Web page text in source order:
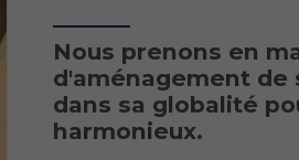
Nous prenons en
d'aménagement de
dans sa globalité
harmonieux.